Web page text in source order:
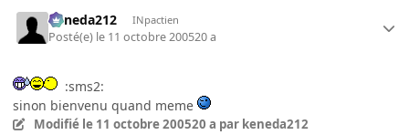
keneda212 INpactien
Posté(e) le 11 octobre 200520 a
:sms2:
sinon bienvenu quand meme
Modifié le 11 octobre 200520 a par keneda212